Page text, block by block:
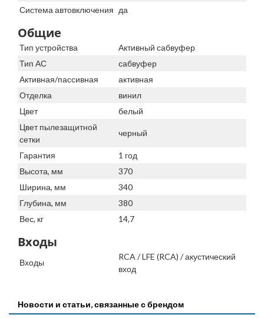
Система автовключения да
Общие
Тип устройства
Активный сабвуфер
Тип АС
сабвуфер
Активная/пассивная
активная
Отделка
винил
Цвет
белый
Цвет пылезащитной
сетки
черный
Гарантия
1 год
Высота, мм
370
Ширина, мм
340
Глубина, мм
380
Вес, кг
14,7
Входы
Входы
RCA / LFE (RCA) / акустический
вход
Новости и статьи, связанные с брендом